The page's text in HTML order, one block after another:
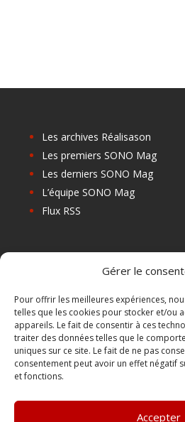
Gérer le
Pour offrir les meilleures expériences,
telles que les cookies pour stocker et/ou
appareils. Le fait de consentir à ces
traiter des données telles que le
uniques sur ce site. Le fait de ne pas
consentement peut avoir un effet négatif
et fonctions.
Accepter
Les archives Réalisason
Les premiers SONO Mag
Les derniers SONO Mag
L’équipe SONO Mag
Flux RSS
Les Centres de Formation
Les Points Relais
Localiser Point Relais
Mon Compte
FAQ
Contact